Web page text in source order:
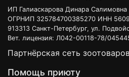
ИП Галиаскарова Динара Салимовна
ОГРНИП 325784700385270 ИНН
913313 Санкт-Петербург, ул.
Вет. лицензия: Л042-00118-78/
Партнёрская сеть
Помощь приюту